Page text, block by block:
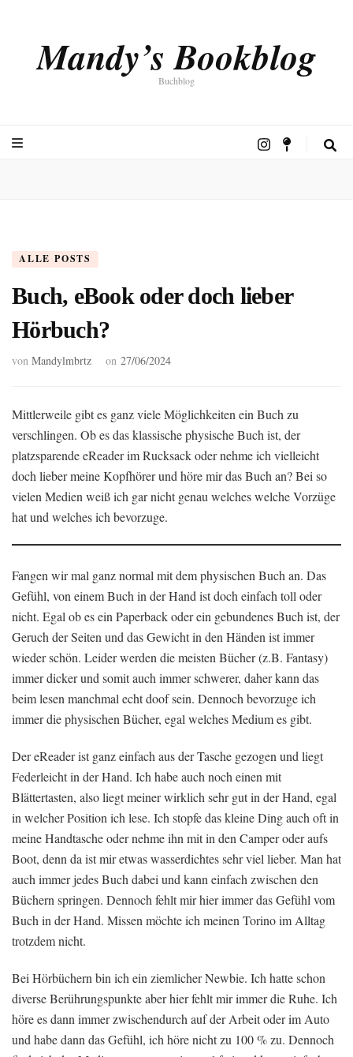
Mandy’s Bookblog
Buchblog
ALLE POSTS
Buch, eBook oder doch lieber
Hörbuch?
von Mandylmbrtz on 27/06/2024
Mittlerweile gibt es ganz viele Möglichkeiten ein Buch zu
verschlingen. Ob es das klassische physische Buch ist, der
platzsparende eReader im Rucksack oder nehme ich vielleicht
doch lieber meine Kopfhörer und höre mir das Buch an? Bei so
vielen Medien weiß ich gar nicht genau welches welche Vorzüge
hat und welches ich bevorzuge.
Fangen wir mal ganz normal mit dem physischen Buch an. Das
Gefühl, von einem Buch in der Hand ist doch einfach toll oder
nicht. Egal ob es ein Paperback oder ein gebundenes Buch ist, der
Geruch der Seiten und das Gewicht in den Händen ist immer
wieder schön. Leider werden die meisten Bücher (z.B. Fantasy)
immer dicker und somit auch immer schwerer, daher kann das
beim lesen manchmal echt doof sein. Dennoch bevorzuge ich
immer die physischen Bücher, egal welches Medium es gibt.
Der eReader ist ganz einfach aus der Tasche gezogen und liegt
Federleicht in der Hand. Ich habe auch noch einen mit
Blättertasten, also liegt meiner wirklich sehr gut in der Hand, egal
in welcher Position ich lese. Ich stopfe das kleine Ding auch oft in
meine Handtasche oder nehme ihn mit in den Camper oder aufs
Boot, denn da ist mir etwas wasserdichtes sehr viel lieber. Man hat
auch immer jedes Buch dabei und kann einfach zwischen den
Büchern springen. Dennoch fehlt mir hier immer das Gefühl vom
Buch in der Hand. Missen möchte ich meinen Torino im Alltag
trotzdem nicht.
Bei Hörbüchern bin ich ein ziemlicher Newbie. Ich hatte schon
diverse Berührungspunkte aber hier fehlt mir immer die Ruhe. Ich
höre es dann immer zwischendurch auf der Arbeit oder im Auto
und habe dann das Gefühl, ich höre nicht zu 100 % zu. Dennoch